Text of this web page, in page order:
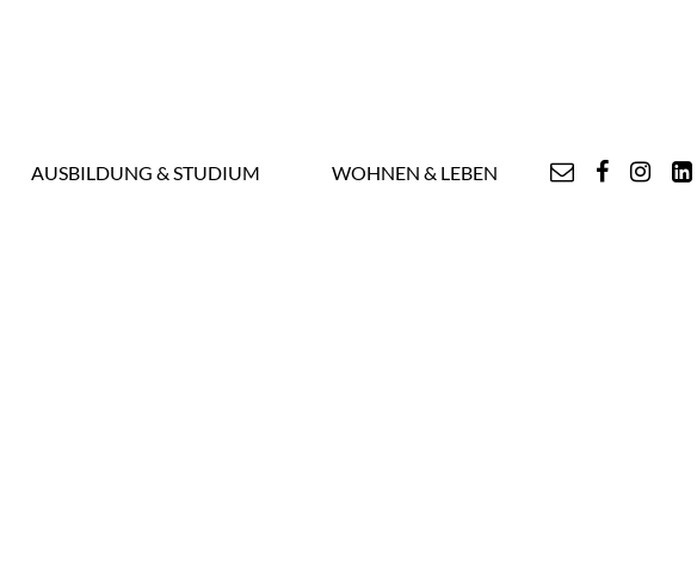
AUSBILDUNG & STUDIUM WOHNEN & LEBEN